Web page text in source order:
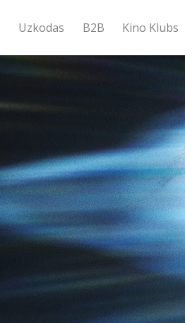
Uzkodas B2B Kino Klubs